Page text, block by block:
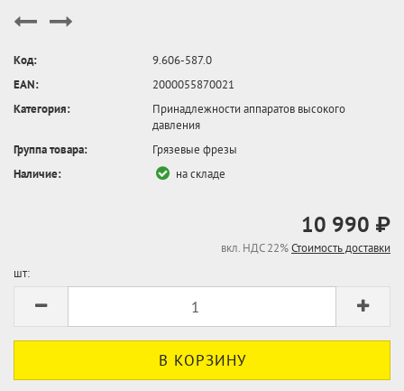
Код:
9.606-587.0
EAN:
2000055870021
Категория:
Принадлежности аппаратов высокого
давления
Группа товара:
Грязевые фрезы
Наличие:
на складе
10 990 ₽
вкл. НДС 22%Стоимость доставки
шт: